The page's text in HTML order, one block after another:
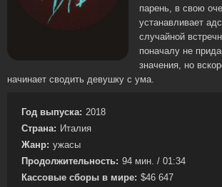
парень, в свою
устанавливает
случайной
поначалу не
значения, но
начинает сводить девушку с ума.
Год выпуска: 2018
Страна: Италия
Жанр: ужасы
Продолжительность: 94 мин. / 01:34
Кассовые сборы в мире: $46 647